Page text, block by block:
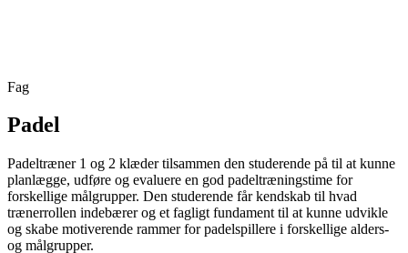
Fag
Padel
Padeltræner 1 og 2 klæder tilsammen den studerende på til at kunne
planlægge, udføre og evaluere en god padeltræningstime for
forskellige målgrupper. Den studerende får kendskab til hvad
trænerrollen indebærer og et fagligt fundament til at kunne udvikle
og skabe motiverende rammer for padelspillere i forskellige alders-
og målgrupper.